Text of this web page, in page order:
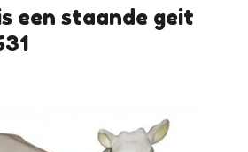
een staande geit